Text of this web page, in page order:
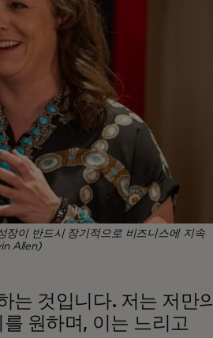
장이 반드시 장기적으로 비즈니스에 지속
Allen)
는 것입니다. 저는 저만의
원하며, 이는 느리고